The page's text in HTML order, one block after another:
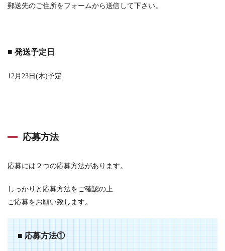
郵送先のご住所をフォームから送信して下さい。
■ 発送予定日
12月23日(木)予定
応募方法
応募には２つの応募方法があります。
しっかりと応募方法をご確認の上
ご応募をお願い致します。
■ 応募方法①